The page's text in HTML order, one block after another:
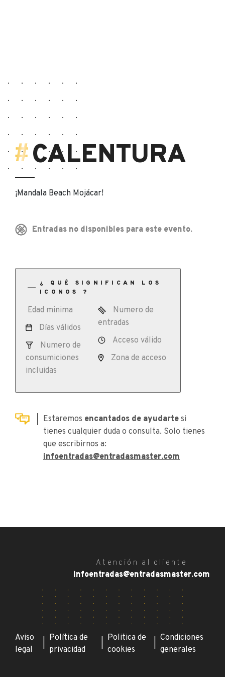
CALENTURA
¡Mandala Beach Mojácar!
Entradas no disponibles para este evento.
¿ QUÉ SIGNIFICAN LOS
ICONOS ?
Edad minima
Días válidos
Numero de
consumiciones
incluidas
Numero de
entradas
Acceso válido
Zona de acceso
Estaremos encantados de ayudarte si
tienes cualquier duda o consulta. Solo tienes
que escribirnos a:
infoentradas@entradasmaster.com
Atención al cliente
infoentradas@entradasmaster.com
Aviso
legal
Política de
privacidad
Politica de
cookies
Condiciones
generales